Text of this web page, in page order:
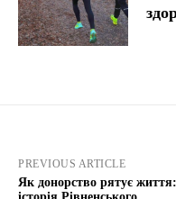
PREVIOUS ARTICLE
Як донорство рятує життя: